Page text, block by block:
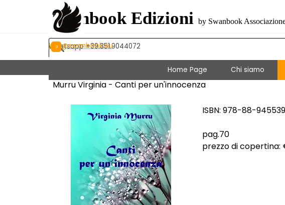
Swanbook Edizioni by Swanbook
info@swanbook.eu
Whatsapp +39.351.9044072
Home Page Chi siamo
Murru Virginia - Canti per un'innocenza
ISBN: 978-88-
pag.70
prezzo di copertina: